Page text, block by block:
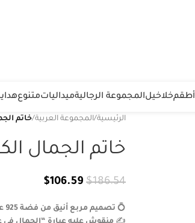
أطقمخلاخيلالمجموعة الرجاليةميدالياتمتنوع
الرئيسية/المجموعة العربية/خاتم
خاتم الجمال
$186.54
$106.59
💍 تصميم مربع أنيق من فضة 925 عالية الجودة